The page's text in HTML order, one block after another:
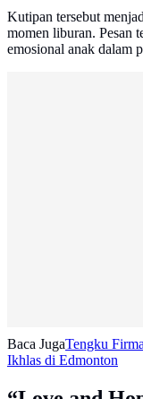
Kutipan tersebut
momen liburan. Pesan
emosional anak dalam
Baca JugaTengku
Ikhlas di Edmonton